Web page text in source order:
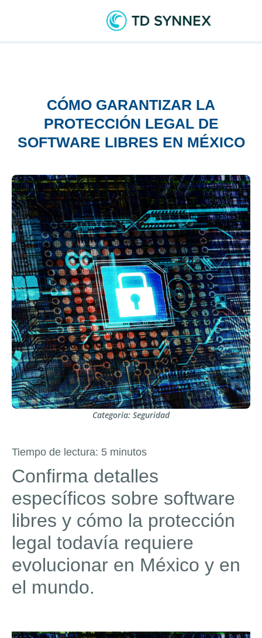
CÓMO GARANTIZAR LA
PROTECCIÓN LEGAL DE
SOFTWARE LIBRES EN MÉXICO
Categoria: Seguridad
Tiempo de lectura: 5 minutos
Confirma detalles
específicos sobre software
libres y cómo la protección
legal todavía requiere
evolucionar en México y en
el mundo.